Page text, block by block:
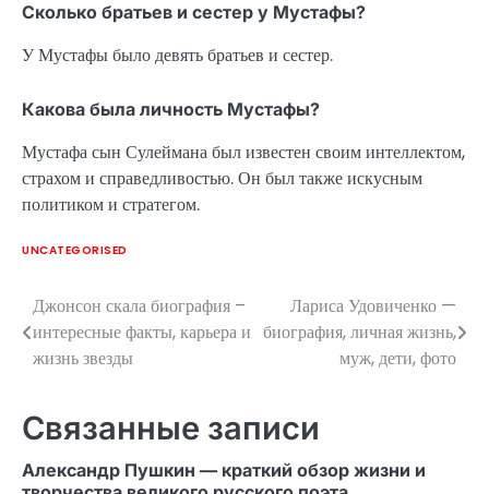
Сколько братьев и сестер у Мустафы?
У Мустафы было девять братьев и сестер.
Какова была личность Мустафы?
Мустафа сын Сулеймана был известен своим интеллектом,
страхом и справедливостью. Он был также искусным
политиком и стратегом.
UNCATEGORISED
Навигация
по
Джонсон скала биография –
интересные факты, карьера и
жизнь звезды
Лариса Удовиченко —
биография, личная жизнь,
муж, дети, фото
Связанные записи
Александр Пушкин — краткий обзор жизни и